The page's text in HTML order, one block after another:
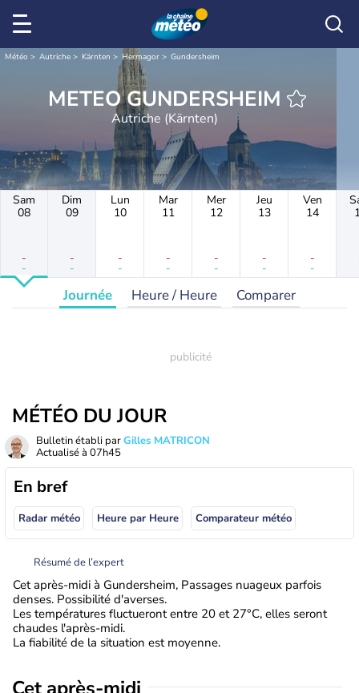
Météo Autriche Kärnten Hermagor Gundersheim
METEO GUNDERSHEIM
Autriche (Kärnten)
Sam
08
-
-
Dim
09
-
-
Lun
10
-
-
Mar
11
-
-
Mer
12
-
-
Jeu
13
-
-
Ven
14
-
-
Journée Heure / Heure Comparer
MÉTÉO DU JOUR
Bulletin établi parGilles MATRICON
Actualisé à 07h45
En bref
Radar météo Heure par Heure Comparateur météo
Résumé de l’expert
Cet après-midi à Gundersheim, Passages nuageux parfois
denses. Possibilité d'averses.
Les températures fluctueront entre 20 et 27°C, elles seront
chaudes l'après-midi.
La fiabilité de la situation est moyenne.